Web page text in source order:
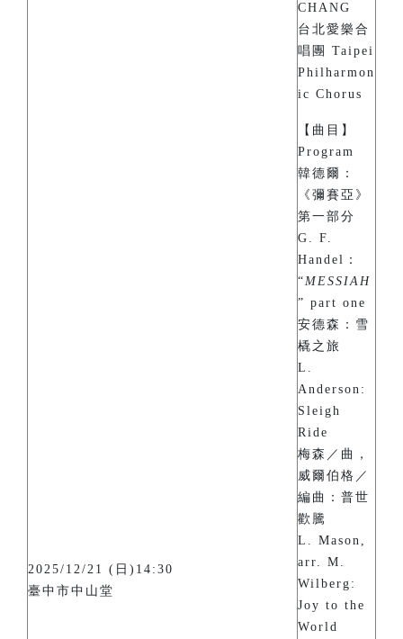
2025/12/21 (日)14:30
臺中市中山堂
CHANG
台北愛樂合
唱團 Taipei
Philharmon
ic Chorus
【曲目】
Program
韓德爾：
《彌賽亞》
第一部分
G. F.
Handel：
“MESSIAH
” part one
安德森：雪
橇之旅
L.
Anderson:
Sleigh
Ride
梅森／曲，
威爾伯格／
編曲：普世
歡騰
L. Mason,
arr. M.
Wilberg:
Joy to the
World